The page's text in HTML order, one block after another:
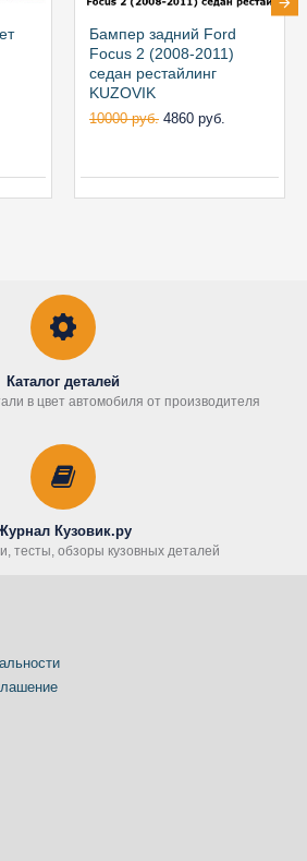
Бампер задний Ford
Focus 2 (2008-2011)
седан рестайлинг
KUZOVIK
10000 руб. 4860 руб.
Каталог деталей
в цвет автомобиля от производителя
Кузовик.ру
тесты, обзоры кузовных деталей